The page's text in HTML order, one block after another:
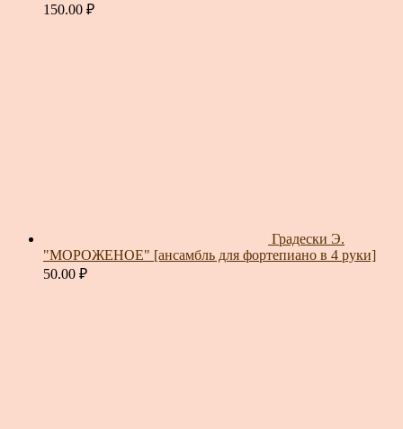
150.00 ₽
Градески Э.
"МОРОЖЕНОЕ" [ансамбль для фортепиано в 4 руки]
50.00 ₽